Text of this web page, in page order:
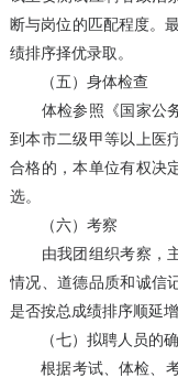
断与岗位的匹配程度。
绩排序择优录取。
（五）身体检查
体检参照《国家公务
到本市二级甲等以上医
合格的，本单位有权决
选。
（六）考察
由我团组织考察，主
情况、道德品质和诚信
是否按总成绩排序顺延
（七）拟聘人员的确
根据考试、体检、考